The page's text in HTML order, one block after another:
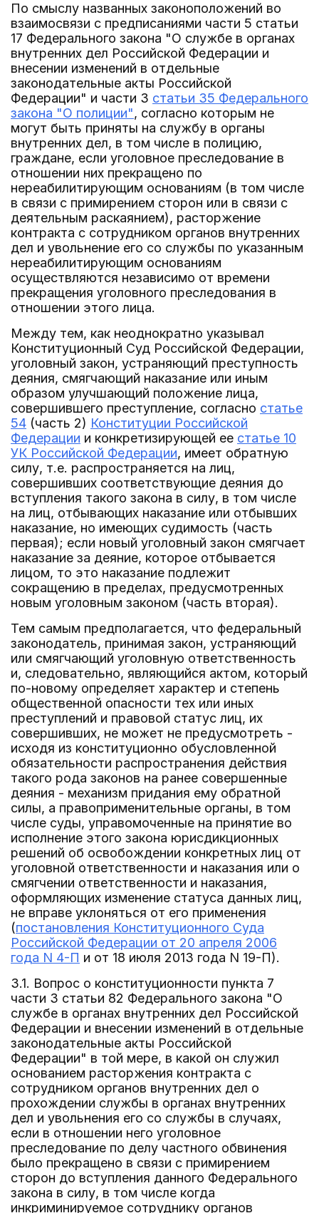
По смыслу названных законоположений во
взаимосвязи с предписаниями части 5 статьи
17 Федерального закона "О службе в органах
внутренних дел Российской Федерации и
внесении изменений в отдельные
законодательные акты Российской
Федерации" и части 3 статьи 35 Федерального
закона "О полиции", согласно которым не
могут быть приняты на службу в органы
внутренних дел, в том числе в полицию,
граждане, если уголовное преследование в
отношении них прекращено по
нереабилитирующим основаниям (в том числе
в связи с примирением сторон или в связи с
деятельным раскаянием), расторжение
контракта с сотрудником органов внутренних
дел и увольнение его со службы по указанным
нереабилитирующим основаниям
осуществляются независимо от времени
прекращения уголовного преследования в
отношении этого лица.
Между тем, как неоднократно указывал
Конституционный Суд Российской Федерации,
уголовный закон, устраняющий преступность
деяния, смягчающий наказание или иным
образом улучшающий положение лица,
совершившего преступление, согласно статье
54 (часть 2) Конституции Российской
Федерации и конкретизирующей ее статье 10
УК Российской Федерации, имеет обратную
силу, т.е. распространяется на лиц,
совершивших соответствующие деяния до
вступления такого закона в силу, в том числе
на лиц, отбывающих наказание или отбывших
наказание, но имеющих судимость (часть
первая); если новый уголовный закон смягчает
наказание за деяние, которое отбывается
лицом, то это наказание подлежит
сокращению в пределах, предусмотренных
новым уголовным законом (часть вторая).
Тем самым предполагается, что федеральный
законодатель, принимая закон, устраняющий
или смягчающий уголовную ответственность
и, следовательно, являющийся актом, который
по-новому определяет характер и степень
общественной опасности тех или иных
преступлений и правовой статус лиц, их
совершивших, не может не предусмотреть -
исходя из конституционно обусловленной
обязательности распространения действия
такого рода законов на ранее совершенные
деяния - механизм придания ему обратной
силы, а правоприменительные органы, в том
числе суды, управомоченные на принятие во
исполнение этого закона юрисдикционных
решений об освобождении конкретных лиц от
уголовной ответственности и наказания или о
смягчении ответственности и наказания,
оформляющих изменение статуса данных лиц,
не вправе уклоняться от его применения
(постановления Конституционного Суда
Российской Федерации от 20 апреля 2006
года N 4-П и от 18 июля 2013 года N 19-П).
3.1. Вопрос о конституционности пункта 7
части 3 статьи 82 Федерального закона "О
службе в органах внутренних дел Российской
Федерации и внесении изменений в отдельные
законодательные акты Российской
Федерации" в той мере, в какой он служил
основанием расторжения контракта с
сотрудником органов внутренних дел о
прохождении службы в органах внутренних
дел и увольнения его со службы в случаях,
если в отношении него уголовное
преследование по делу частного обвинения
было прекращено в связи с примирением
сторон до вступления данного Федерального
закона в силу, в том числе когда
инкриминируемое сотруднику органов